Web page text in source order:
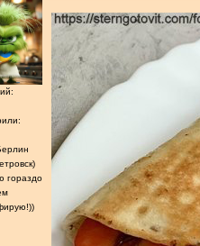
гораздо